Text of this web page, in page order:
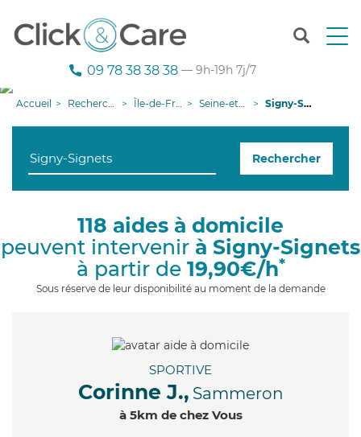
T
n
g
i
09 78 38 38 38 — 9h-19h 7j/7
Accueil Recherche aide à domicile Île-de-France Seine-et-Marne Signy-Signets
Rechercher
118 aides à domicile
peuvent intervenir à Signy-Signets
à partir de 19,90€/h*
Sous réserve de leur disponibilité au moment de la demande
SPORTIVE
Corinne J., Sammeron
à 5km de chez Vous